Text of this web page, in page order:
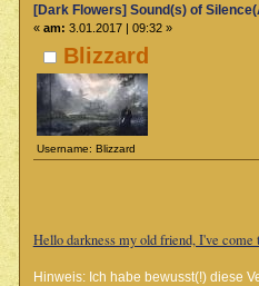
Blizzard
Username: Blizzard
[Dark Flowers] Sound(s) of
« am: 3.01.2017 | 09:32 »
Hello darkness my old friend, I've come
Hinweis: Ich habe bewusst(!) diese